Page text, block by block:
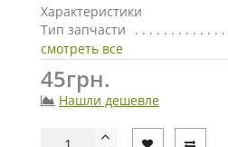
Характеристики
Тип запчасти
смотреть все
45грн.
Нашли дешевле